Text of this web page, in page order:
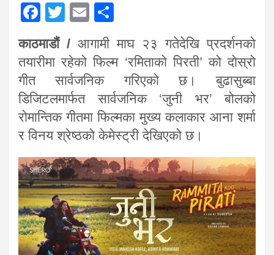
F
ce
b
o
o
k
T
tt
er
E
m
ail ar
e
काठमाडौं / आगामी माघ २३ गतेदेखि प्रदर्शनको
तयारीमा रहेको फिल्म ‘रमिताको पिरती’ को दोस्रो
गीत सार्वजनिक गरिएको छ। बुढासुब्बा
डिजिटलमार्फत सार्वजनिक ‘जुनी भर’ बोलको
रोमान्तिक गीतमा फिल्मका मुख्य कलाकार आना शर्मा
र विनय श्रेष्ठको केमेस्ट्री देखिएको छ।